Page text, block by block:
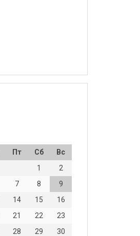
Пт Сб
Вс
1
2
7 8
9
14 15
16
21 22
23
28 29
30